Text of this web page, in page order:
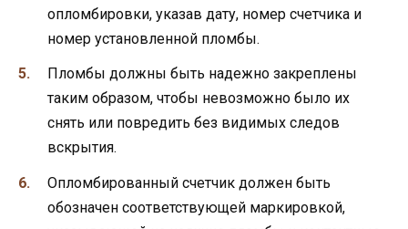
опломбировки, указав дату, номер счетчика и
номер установленной пломбы.
Пломбы должны быть надежно закреплены
таким образом, чтобы невозможно было их
снять или повредить без видимых следов
вскрытия.
Опломбированный счетчик должен быть
обозначен соответствующей маркировкой,